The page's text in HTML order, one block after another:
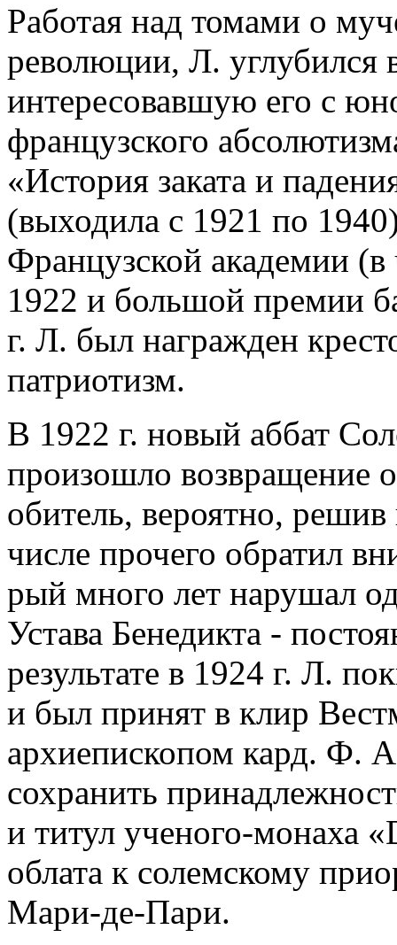
Работая над томами о
революции, Л. углубился
интересовавшую его с
французского
«История заката и
(выходила с 1921 по
Французской академии
1922 и большой премии
г. Л. был награжден
патриотизм.
В 1922 г. новый аббат
произошло возвращение
обитель, вероятно,
числе прочего обратил
рый много лет нарушал
Устава Бенедикта -
результате в 1924 г. Л.
и был принят в клир
архиепископом кард. Ф.
сохранить
и титул ученого-монаха
облата к солемскому
Мари-де-Пари.